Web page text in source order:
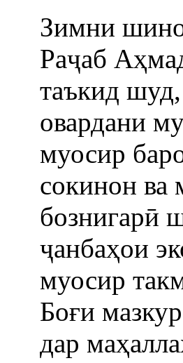
Зимни
Раҷаб
таъкид
овардани
муосир
сокинон ва
бознигарӣ
ҷанбаҳои
муосир
Боғи
дар